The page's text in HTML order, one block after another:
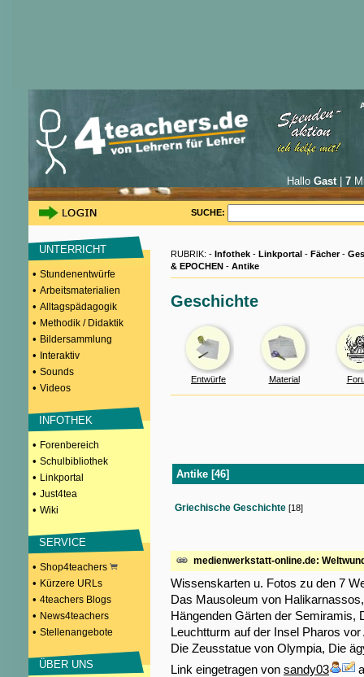
Hallo Gast| 7
SUCHE:
UNTERRICHT
• Stundenentwürfe
• Arbeitsmaterialien
• Alltagspädagogik
• Methodik / Didaktik
• Bildersammlung
• Interaktiv
• Sounds
• Videos
INFOTHEK
• Forenbereich
• Schulbibliothek
• Linkportal
• Just4tea
• Wiki
SERVICE
• Shop4teachers
• Kürzere URLs
• 4teachers Blogs
• News4teachers
• Stellenangebote
ÜBER UNS
RUBRIK: - Infothek - Linkportal - Fächer-
& EPOCHEN - Antike
Geschichte
Entwürfe Material
Antike [46]
Griechische Geschichte [18]
medienwerkstatt-online.de:
Wissenskarten u. Fotos zu den 7
Das Mausoleum von
Hängenden Gärten der Semiramis,
Leuchtturm auf der Insel Pharos
Die Zeusstatue von Olympia, Die
Link eingetragen von sandy03